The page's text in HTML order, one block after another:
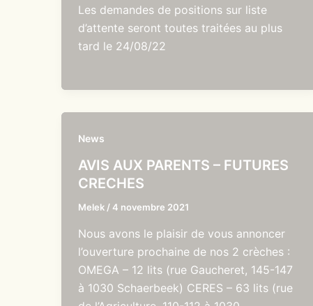
Les demandes de positions sur liste
d’attente seront toutes traitées au plus
tard le 24/08/22
News
AVIS AUX PARENTS – FUTURES
CRECHES
Melek /4 novembre 2021
Nous avons le plaisir de vous annoncer
l’ouverture prochaine de nos 2 crèches :
OMEGA – 12 lits (rue Gaucheret, 145-147
à 1030 Schaerbeek) CERES – 63 lits (rue